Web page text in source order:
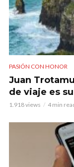
PASIÓN CON HONOR
Juan
de viaje es
1.918 views 4 min